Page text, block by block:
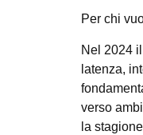
Per chi
Nel 2024
latenza,
verso
la